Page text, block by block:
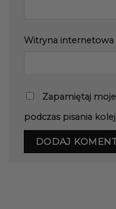
Witryna internetowa
Zapamiętaj
podczas pisania